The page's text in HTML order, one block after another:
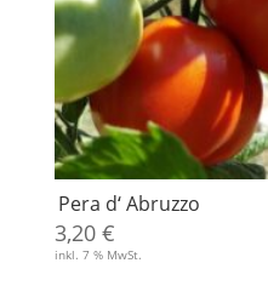
Pera d‘ Abruzzo
3,20 €
inkl. 7 % MwSt.